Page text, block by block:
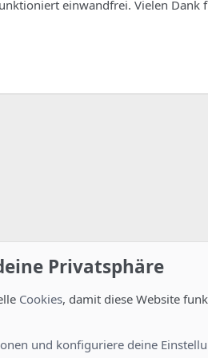
einwandfrei. Vielen Dank
Installation und Konfiguration
Privatsphäre
Cookies, damit diese Website
und konfiguriere deine